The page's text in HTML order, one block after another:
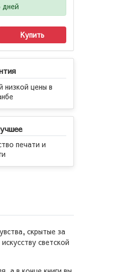
дней
Купить
низкой цены в
печати и
скрытые за
светской